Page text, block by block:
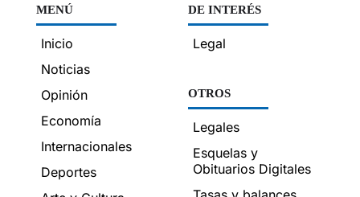
MENÚ
Inicio
Noticias
Opinión
Economía
Internacionales
Deportes
DE INTERÉS
Legal
OTROS
Legales
Esquelas y
Obituarios Digitales